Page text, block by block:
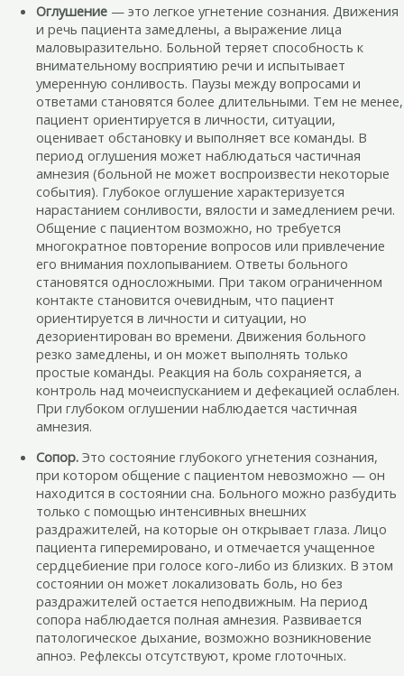
Оглушение — это легкое угнетение сознания. Движения
и речь пациента замедлены, а выражение лица
маловыразительно. Больной теряет способность к
внимательному восприятию речи и испытывает
умеренную сонливость. Паузы между вопросами и
ответами становятся более длительными. Тем не менее,
пациент ориентируется в личности, ситуации,
оценивает обстановку и выполняет все команды. В
период оглушения может наблюдаться частичная
амнезия (больной не может воспроизвести некоторые
события). Глубокое оглушение характеризуется
нарастанием сонливости, вялости и замедлением речи.
Общение с пациентом возможно, но требуется
многократное повторение вопросов или привлечение
его внимания похлопыванием. Ответы больного
становятся односложными. При таком ограниченном
контакте становится очевидным, что пациент
ориентируется в личности и ситуации, но
дезориентирован во времени. Движения больного
резко замедлены, и он может выполнять только
простые команды. Реакция на боль сохраняется, а
контроль над мочеиспусканием и дефекацией ослаблен.
При глубоком оглушении наблюдается частичная
амнезия.
Сопор. Это состояние глубокого угнетения сознания,
при котором общение с пациентом невозможно — он
находится в состоянии сна. Больного можно разбудить
только с помощью интенсивных внешних
раздражителей, на которые он открывает глаза. Лицо
пациента гиперемировано, и отмечается учащенное
сердцебиение при голосе кого-либо из близких. В этом
состоянии он может локализовать боль, но без
раздражителей остается неподвижным. На период
сопора наблюдается полная амнезия. Развивается
патологическое дыхание, возможно возникновение
апноэ. Рефлексы отсутствуют, кроме глоточных.